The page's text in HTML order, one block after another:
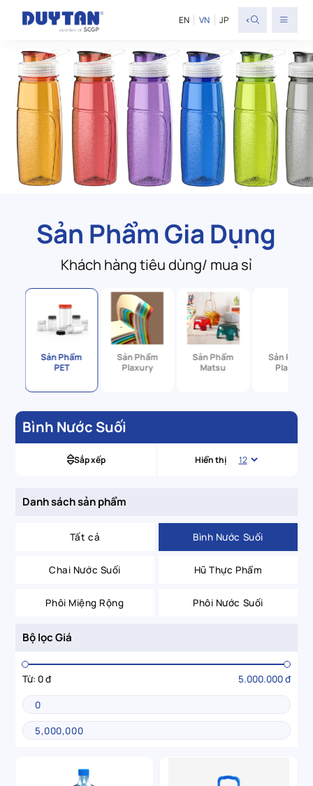
EN VN JP <
Sản Phẩm Gia Dụng
Khách hàng tiêu dùng/ mua sỉ
Sản Phẩm
PET
Sản Phẩm
Plaxury
Sản Phẩm
Matsu
Sản Phẩm
Plassy
Bình Nước Suối
Sắp xếp Hiển thị
Danh sách sản phẩm
Tất cả Bình Nước Suối
Chai Nước Suối Hũ Thực Phẩm
Phôi Miệng Rộng Phôi Nước Suối
Bộ lọc Giá
Từ: 0 đ 5.000.000 đ